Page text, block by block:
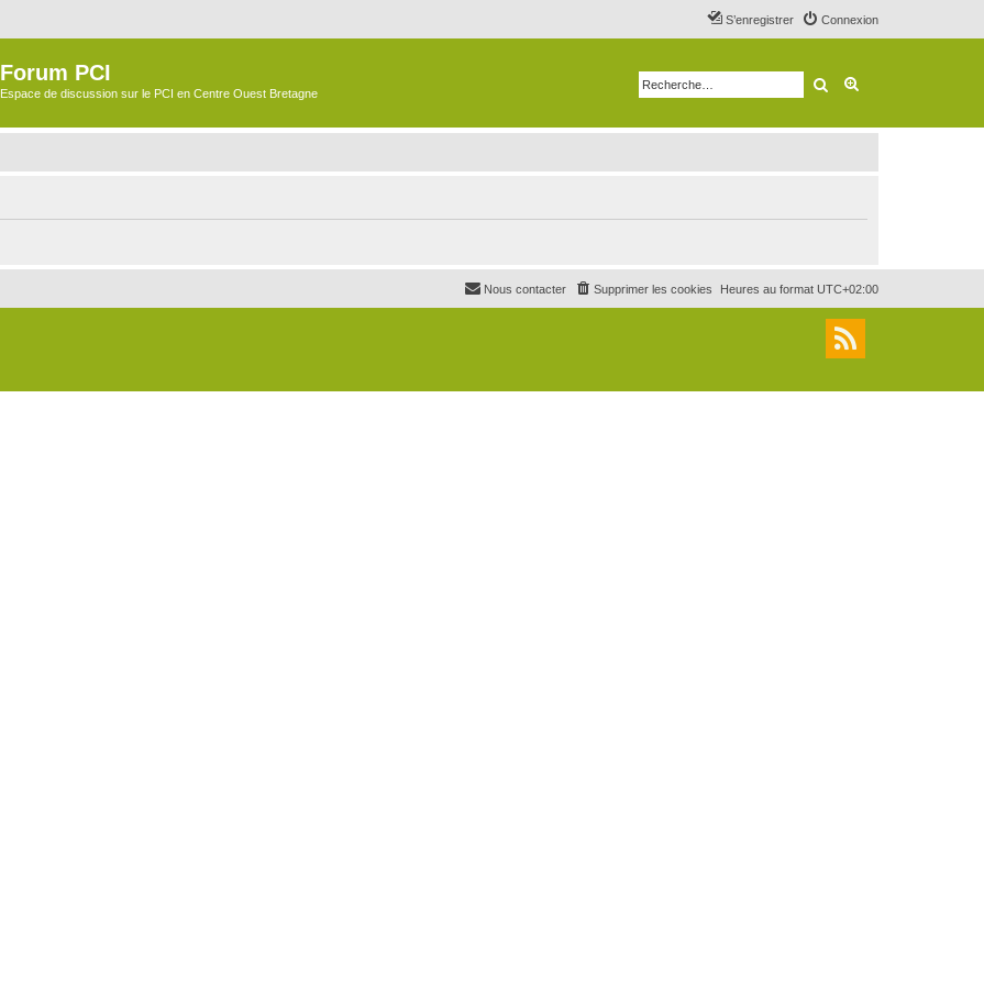
Connexion
S’enregistrer
Forum PCI
Espace de discussion sur le PCI en Centre Ouest Bretagne Rechercher
Heures au format UTC+02:00
Supprimer les cookies
Nous contacter